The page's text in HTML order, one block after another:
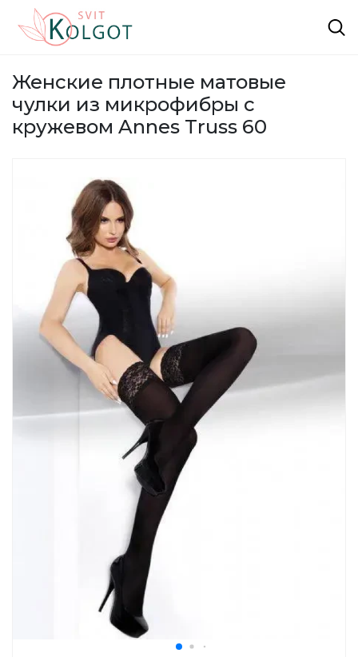
Женские плотные матовые
чулки из микрофибры с
кружевом Annes Truss 60